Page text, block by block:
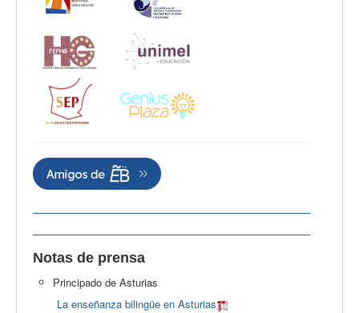
Notas de prensa
Principado de Asturias
La enseñanza bilingüe en Asturias